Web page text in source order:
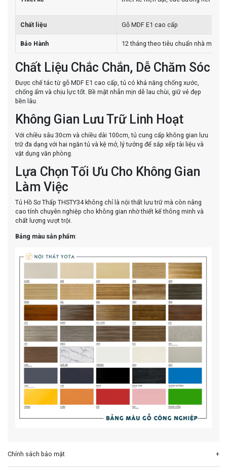
Chất liệu Gỗ MDF E1 cao cấp
Bảo Hành 12 tháng theo tiêu chuẩn nhà máy
Chất Liệu Chắc Chắn, Dễ Chăm Sóc
Được chế tác từ gỗ MDF E1 cao cấp, tủ có khả năng chống xước,
chống ẩm và chịu lực tốt. Bề mặt nhẵn mịn dễ lau chùi, giữ vẻ đẹp
bền lâu.
Không Gian Lưu Trữ Linh Hoạt
Với chiều sâu 30cm và chiều dài 100cm, tủ cung cấp không gian lưu
trữ đa dạng với hai ngăn tủ và kệ mở, lý tưởng để sắp xếp tài liệu và
vật dụng văn phòng.
Lựa Chọn Tối Ưu Cho Không Gian
Làm Việc
Tủ Hồ Sơ Thấp THSTY34 không chỉ là nội thất lưu trữ mà còn nâng
cao tính chuyên nghiệp cho không gian nhờ thiết kế thông minh và
chất lượng vượt trội.
Bảng màu sản phẩm:
Chính sách bảo mật